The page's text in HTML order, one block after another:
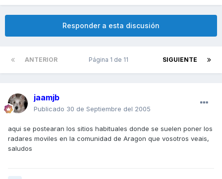
Responder a esta discusión
ANTERIOR SIGUIENTE
Página 1 de 11
jaamjb
Publicado 30 de Septiembre del 2005
aqui se postearan los sitios habituales donde se suelen poner los
radares moviles en la comunidad de Aragon que vosotros veais,
saludos